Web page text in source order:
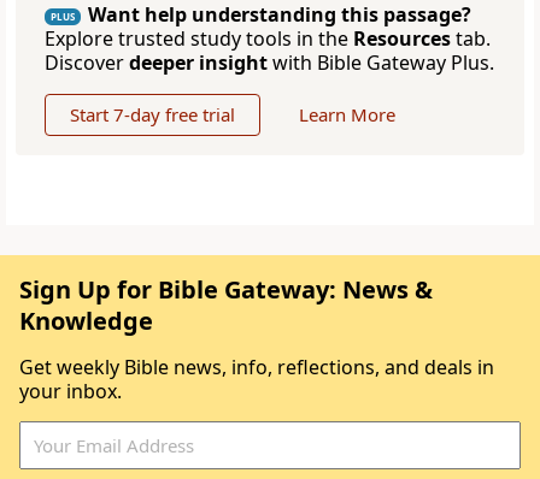
PLUS
Want help understanding this passage?
Explore trusted study tools in the Resourcestab.
Discoverdeeper insightwith Bible Gateway Plus.
Start 7-day free trial Learn More
Sign Up for Bible Gateway: News &
Knowledge
Get weekly Bible news, info, reflections, and deals in
your inbox.